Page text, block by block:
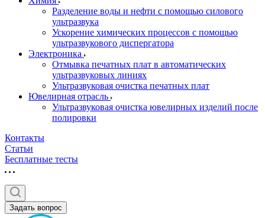
Разделение воды и нефти с помощью силового
ультразвука
Ускорение химических процессов с помощью
ультразвукового диспергатора
Электроника
Отмывка печатных плат в автоматических
ультразвуковых линиях
Ультразвуковая очистка печатных плат
Ювелирная отрасль
Ультразвуковая очистка ювелирных изделий после
полировки
Контакты
Статьи
Бесплатные тесты
Задать вопрос